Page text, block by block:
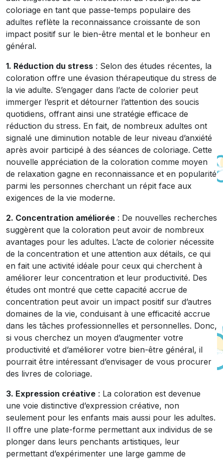
coloriage en tant que passe-temps populaire des
adultes reflète la reconnaissance croissante de son
impact positif sur le bien-être mental et le bonheur en
général.
1. Réduction du stress : Selon des études récentes, la
coloration offre une évasion thérapeutique du stress de
la vie adulte. S’engager dans l’acte de colorier peut
immerger l’esprit et détourner l’attention des soucis
quotidiens, offrant ainsi une stratégie efficace de
réduction du stress. En fait, de nombreux adultes ont
signalé une diminution notable de leur niveau d’anxiété
après avoir participé à des séances de coloriage. Cette
nouvelle appréciation de la coloration comme moyen
de relaxation gagne en reconnaissance et en popularité
parmi les personnes cherchant un répit face aux
exigences de la vie moderne.
2. Concentration améliorée : De nouvelles recherches
suggèrent que la coloration peut avoir de nombreux
avantages pour les adultes. L’acte de colorier nécessite
de la concentration et une attention aux détails, ce qui
en fait une activité idéale pour ceux qui cherchent à
améliorer leur concentration et leur productivité. Des
études ont montré que cette capacité accrue de
concentration peut avoir un impact positif sur d’autres
domaines de la vie, conduisant à une efficacité accrue
dans les tâches professionnelles et personnelles. Donc,
si vous cherchez un moyen d’augmenter votre
productivité et d’améliorer votre bien-être général, il
pourrait être intéressant d’envisager de vous procurer
des livres de coloriage.
3. Expression créative : La coloration est devenue
une voie distinctive d’expression créative, non
seulement pour les enfants mais aussi pour les adultes.
Il offre une plate-forme permettant aux individus de se
plonger dans leurs penchants artistiques, leur
permettant d’expérimenter une large gamme de